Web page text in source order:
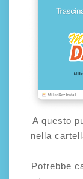
A questo
nella
Potrebbe